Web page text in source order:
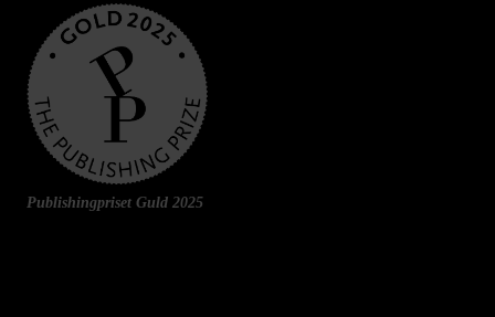
Publishingpriset Guld 2025